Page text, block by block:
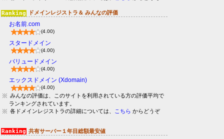
ドメインレジストラ＆ みんなの評価
お名前.com
(4.00)
スタードメイン
(4.00)
バリュードメイン
(4.00)
エックスドメイン (Xdomain)
(4.00)
みんなの評価は、このサイトを利用されている方の評価平均で
ランキングされています。
各ドメインレジストラの詳細については、
こちら からどうぞ
共有サーバー１年目総額最安値